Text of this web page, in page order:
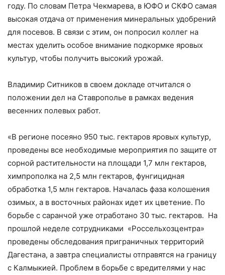
году. По словам Петра Чекмарева, в ЮФО и СКФО самая
высокая отдача от применения минеральных удобрений
для посевов. В связи с этим, он попросил коллег на
местах уделить особое внимание подкормке яровых
культур, чтобы получить высокий урожай.
Владимир Ситников в своем докладе отчитался о
положении дел на Ставрополье в рамках ведения
весенних полевых работ.
«В регионе посеяно 950 тыс. гектаров яровых культур,
проведены все необходимые мероприятия по защите от
сорной растительности на площади 1,7 млн гектаров,
химпрополка на 2,5 млн гектаров, фунгицидная
обработка 1,5 млн гектаров. Началась фаза колошения
озимых, а в восточных районах идет их цветение. По
борьбе с саранчой уже отработано 30 тыс. гектаров. На
прошлой неделе сотрудниками «Россельхозцентра»
проведены обследования приграничных территорий
Дагестана, а завтра специалисты отправятся на границу
с Калмыкией. Проблем в борьбе с вредителями у нас